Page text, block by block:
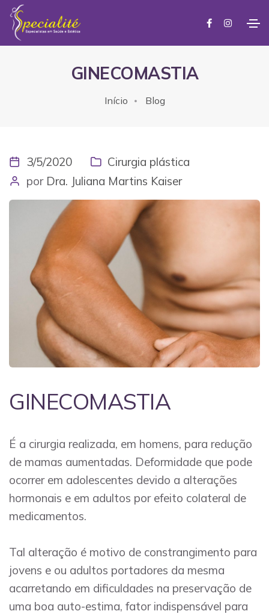
GINECOMASTIA
Início Blog
3/5/2020
Cirurgia plástica
por Dra. Juliana Martins Kaiser
GINECOMASTIA
É a cirurgia realizada, em homens, para redução
de mamas aumentadas. Deformidade que pode
ocorrer em adolescentes devido a alterações
hormonais e em adultos por efeito colateral de
medicamentos.
Tal alteração é motivo de constrangimento para
jovens e ou adultos portadores da mesma
acarretando em dificuldades na preservação de
uma boa auto-estima, fator indispensável para